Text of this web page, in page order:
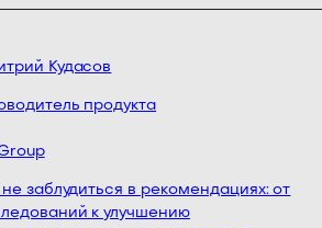
Кудасов
продукта
заблудиться в рекомендациях: от
к улучшению